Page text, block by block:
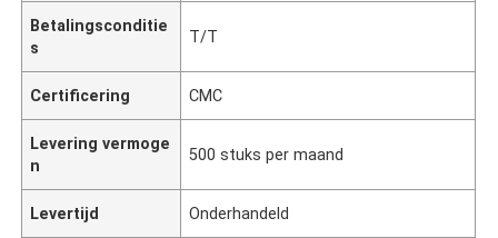
Betalingsconditie
s
T/T
Certificering CMC
Levering vermoge
n
500 stuks per maand
Levertijd Onderhandeld